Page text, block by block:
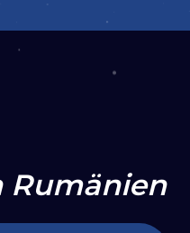
Rumänien